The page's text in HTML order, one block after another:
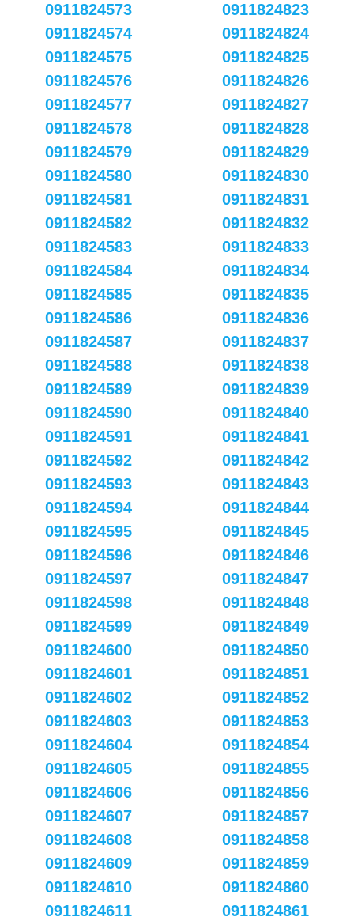
0911824573
0911824574
0911824575
0911824576
0911824577
0911824578
0911824579
0911824580
0911824581
0911824582
0911824583
0911824584
0911824585
0911824586
0911824587
0911824588
0911824589
0911824590
0911824591
0911824592
0911824593
0911824594
0911824595
0911824596
0911824597
0911824598
0911824599
0911824600
0911824601
0911824602
0911824603
0911824604
0911824605
0911824606
0911824607
0911824608
0911824609
0911824610
0911824611
0911824823
0911824824
0911824825
0911824826
0911824827
0911824828
0911824829
0911824830
0911824831
0911824832
0911824833
0911824834
0911824835
0911824836
0911824837
0911824838
0911824839
0911824840
0911824841
0911824842
0911824843
0911824844
0911824845
0911824846
0911824847
0911824848
0911824849
0911824850
0911824851
0911824852
0911824853
0911824854
0911824855
0911824856
0911824857
0911824858
0911824859
0911824860
0911824861